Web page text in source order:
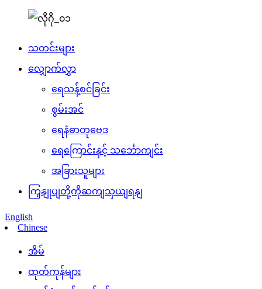
သတင်းများ
လျှောက်လွှာ
ရေသန့်စင်ခြင်း
စွမ်းအင်
ရေနံဓာတုဗေဒ
ရေကြောင်းနှင့် သင်္ဘောကျင်း
အခြားသူများ
ကြှနျုပျတို့ကိုဆကျသှယျရနျ
English
Chinese
အိမ်
ထုတ်ကုန်များ